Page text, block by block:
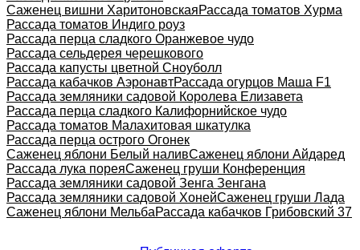
Саженец вишни ХаритоновскаяРассада томатов Хурма
Рассада томатов Индиго роуз
Рассада перца сладкого Оранжевое чудо
Рассада сельдерея черешкового
Рассада капусты цветной Сноуболл
Рассада кабачков АэронавтРассада огурцов Маша F1
Рассада земляники садовой Королева Елизавета
Рассада перца сладкого Калифорнийское чудо
Рассада томатов Малахитовая шкатулка
Рассада перца острого Огонек
Саженец яблони Белый наливСаженец яблони Айдаред
Рассада лука пореяСаженец груши Конференция
Рассада земляники садовой Зенга Зенгана
Рассада земляники садовой ХонейСаженец груши Лада
Саженец яблони МельбаРассада кабачков Грибовский 37